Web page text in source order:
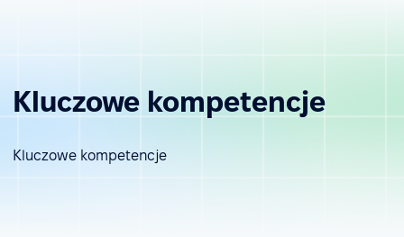
Kluczowe kompetencje
Kluczowe kompetencje